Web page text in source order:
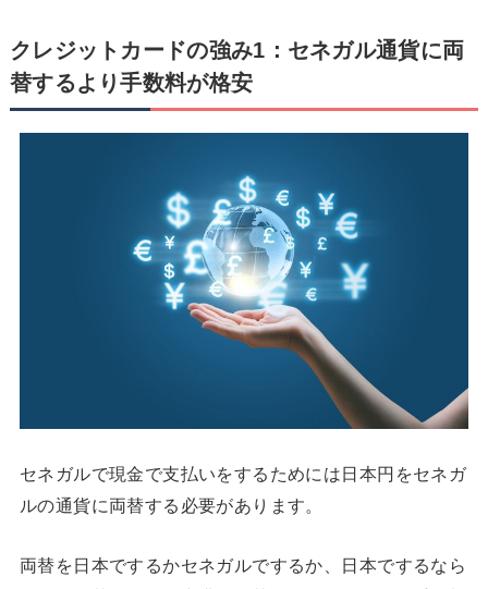
クレジットカードの強み1：セネガル通貨に両
替するより手数料が格安
セネガルで現金で支払いをするためには日本円をセネガ
ルの通貨に両替する必要があります。
両替を日本でするかセネガルでするか、日本でするなら